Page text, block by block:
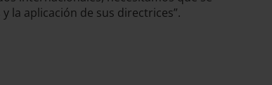
la aplicación de sus directrices”.